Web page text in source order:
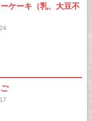
ケーキ（乳、大豆不